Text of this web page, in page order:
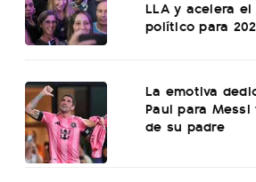
LLA y acelera
político para
La emotiva
Paul para
de su padre